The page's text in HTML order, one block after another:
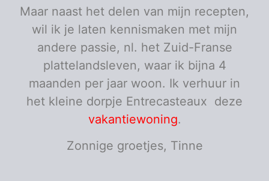
2
limoenen enkel het sap
2
appels
jonagold, in stukjes met de schil zonder klokhuis
handjes
jonge spinazie
handje
verse munt
Porties:
personen
Instructies
Schil het stuk ananas, verwijder de harde kern en snij in
Maar naast het delen van mijn recepten,
wil ik je laten kennismaken met mijn
andere passie, nl. het Zuid-Franse
plattelandsleven, waar ik bijna 4
maanden per jaar woon. Ik verhuur in
het kleine dorpje Entrecasteaux deze
vakantiewoning.
Zonnige groetjes, Tinne